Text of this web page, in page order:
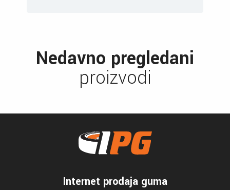
Nedavno pregledani
proizvodi
Internet prodaja guma